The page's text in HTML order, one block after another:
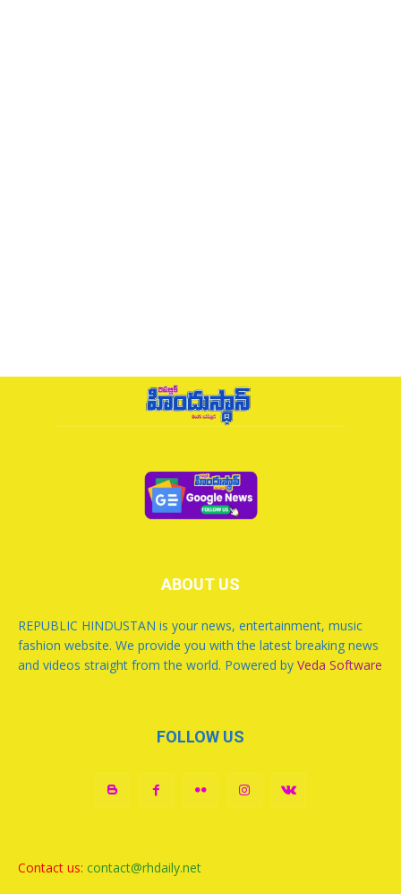
ABOUT US
REPUBLIC HINDUSTAN is your news, entertainment, music
fashion website. We provide you with the latest breaking news
and videos straight from the world. Powered by Veda Software
FOLLOW US
Contact us: contact@rhdaily.net